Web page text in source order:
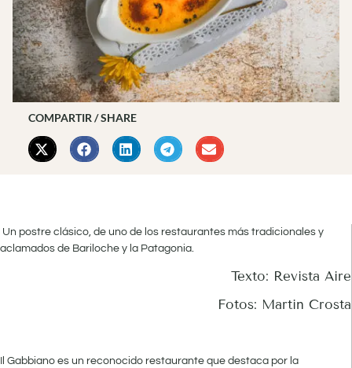
COMPARTIR / SHARE
Un postre clásico, de uno de los restaurantes más tradicionales y
aclamados de Bariloche y la Patagonia.
Texto: Revista Aire
Fotos: Martin Crosta
Il Gabbiano es un reconocido restaurante que destaca por la